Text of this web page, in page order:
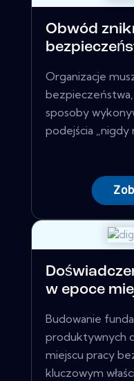
Obwód
Organizacje
sposoby
podejścia „nigdy
w epoce
Budowanie
produktywnych
miejscu pracy
kluczowym